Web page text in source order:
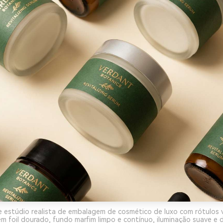
realista de embalagem de cosmético de luxo com rótulos
foil dourado, fundo marfim limpo e contínuo, iluminação suave e